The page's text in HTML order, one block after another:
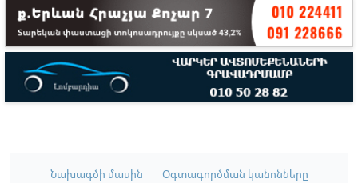
Նախագծի մասին
Օգտագործման կանոնները